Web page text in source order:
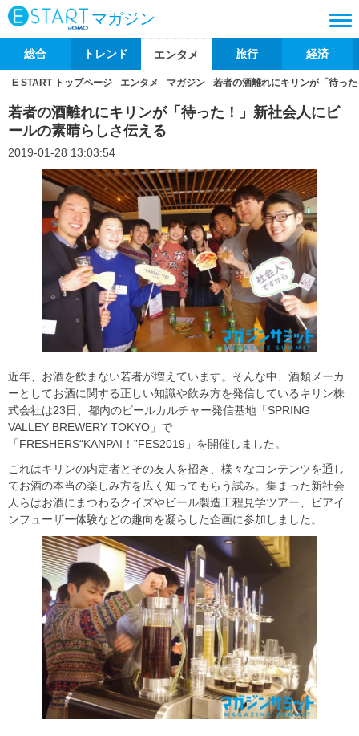
マガジン
総合 トレンド エンタメ 旅行 経済
E START トップページ エンタメ マガジン 若者の酒離れにキリンが「待っ
若者の酒離れにキリンが「待った！」新社会人にビ
ールの素晴らしさ伝える
2019-01-28 13:03:54
近年、お酒を飲まない若者が増えています。そんな中、酒類メーカ
ーとしてお酒に関する正しい知識や飲み方を発信しているキリン株
式会社は23日、都内のビールカルチャー発信基地「SPRING
VALLEY BREWERY TOKYO」で
「FRESHERS“KANPAI！”FES2019」を開催しました。
これはキリンの内定者とその友人を招き、様々なコンテンツを通し
てお酒の本当の楽しみ方を広く知ってもらう試み。集まった新社会
人らはお酒にまつわるクイズやビール製造工程見学ツアー、ビアイ
ンフューザー体験などの趣向を凝らした企画に参加しました。